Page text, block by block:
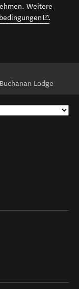
Weitere
(opens in
.
Buchanan Lodge